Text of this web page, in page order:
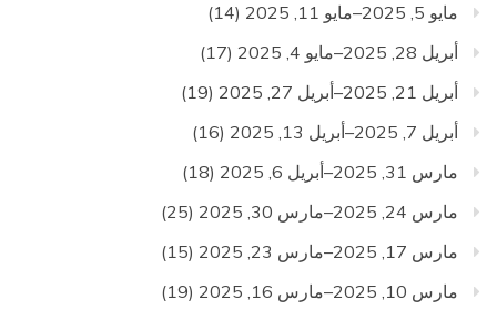
مايو 5, 2025–مايو 11, 2025
(14)
أبريل 28, 2025–مايو 4, 2025
(17)
أبريل 21, 2025–أبريل 27, 2025
(19)
أبريل 7, 2025–أبريل 13, 2025
(16)
مارس 31, 2025–أبريل 6, 2025
(18)
مارس 24, 2025–مارس 30, 2025
(25)
مارس 17, 2025–مارس 23, 2025
(15)
مارس 10, 2025–مارس 16, 2025
(19)